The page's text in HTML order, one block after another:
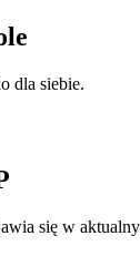
dla siebie.
się w